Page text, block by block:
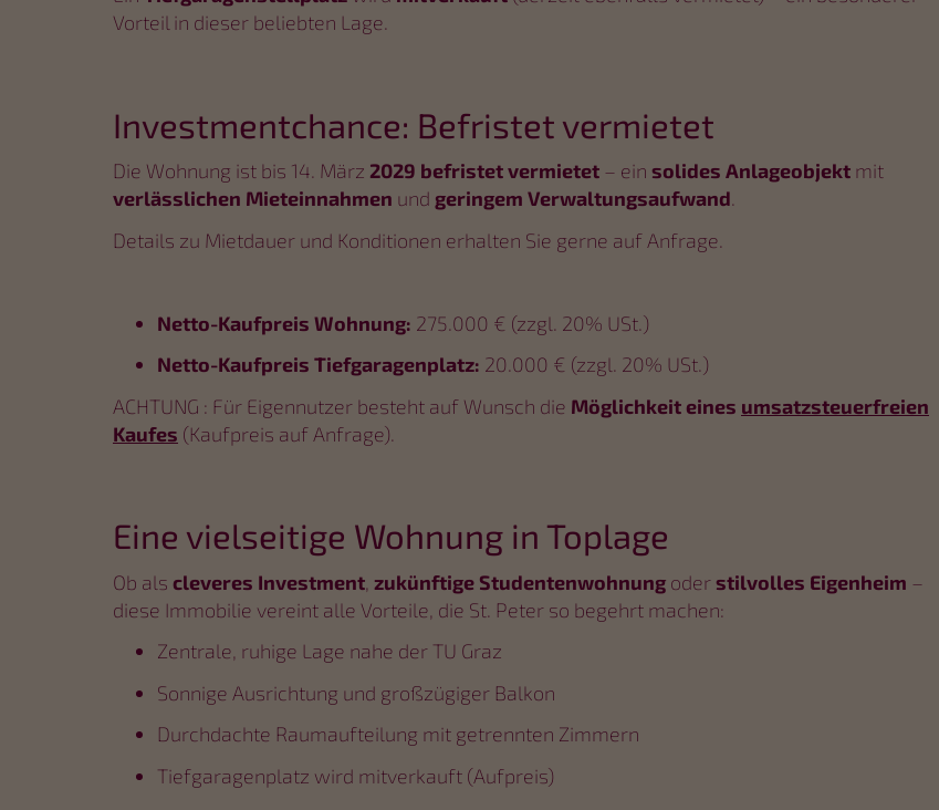
Vorteil in dieser beliebten Lage.
Investmentchance: Befristet vermietet
Die Wohnung ist bis 14. März 2029 befristet vermietet – ein solides Anlageobjekt mit
verlässlichen Mieteinnahmen und geringem Verwaltungsaufwand.
Details zu Mietdauer und Konditionen erhalten Sie gerne auf Anfrage.
Netto-Kaufpreis Wohnung: 275.000 € (zzgl. 20% USt.)
Netto-Kaufpreis Tiefgaragenplatz: 20.000 € (zzgl. 20% USt.)
ACHTUNG : Für Eigennutzer besteht auf Wunsch die Möglichkeit eines umsatzsteuerfreien
Kaufes (Kaufpreis auf Anfrage).
Eine vielseitige Wohnung in Toplage
Ob als cleveres Investment, zukünftige Studentenwohnung oderstilvolles Eigenheim –
diese Immobilie vereint alle Vorteile, die St. Peter so begehrt machen:
Zentrale, ruhige Lage nahe der TU Graz
Sonnige Ausrichtung und großzügiger Balkon
Durchdachte Raumaufteilung mit getrennten Zimmern
Tiefgaragenplatz wird mitverkauft (Aufpreis)